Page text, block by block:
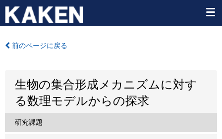
前のページに戻る
生物の集合形成メカニズムに対す
る数理モデルからの探求
研究課題